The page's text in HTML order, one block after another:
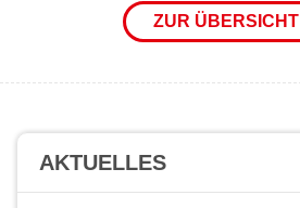
ZUR ÜBERSICHT
AKTUELLES